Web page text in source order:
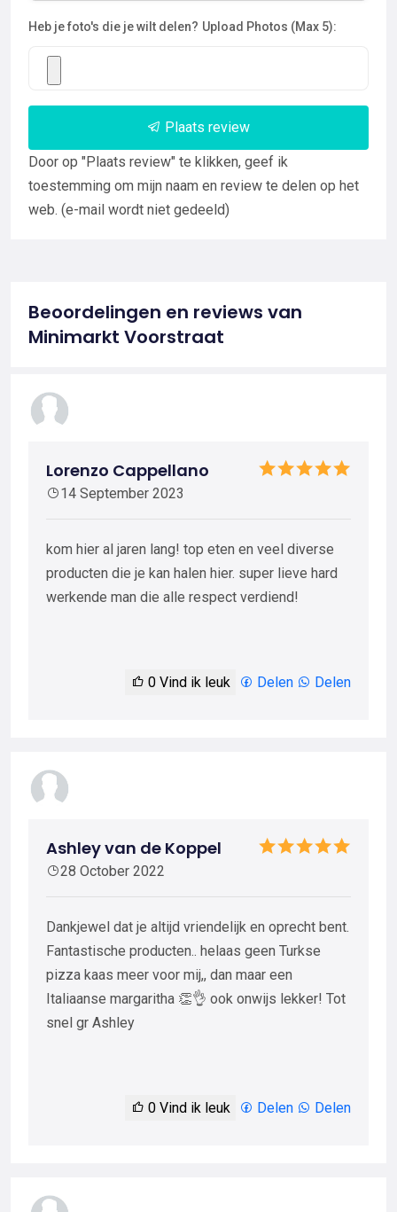
Heb je foto's die je wilt delen? Upload Photos (Max 5):
Plaats review
Door op "Plaats review" te klikken, geef ik
toestemming om mijn naam en review te delen op het
web. (e-mail wordt niet gedeeld)
Beoordelingen en reviews van
Minimarkt Voorstraat
Lorenzo Cappellano
14 September 2023
kom hier al jaren lang! top eten en veel diverse
producten die je kan halen hier. super lieve hard
werkende man die alle respect verdiend!
0 Vind ik leuk Delen Delen
Ashley van de Koppel
28 October 2022
Dankjewel dat je altijd vriendelijk en oprecht bent.
Fantastische producten.. helaas geen Turkse
pizza kaas meer voor mij,, dan maar een
Italiaanse margaritha 👏👌 ook onwijs lekker! Tot
snel gr Ashley
0 Vind ik leuk Delen Delen